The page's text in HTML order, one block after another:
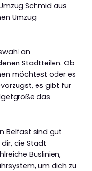
Schmid aus
Umzug
an
Stadtteilen. Ob
möchtest oder es
es gibt für
das
Belfast sind gut
die Stadt
Buslinien,
um dich zu